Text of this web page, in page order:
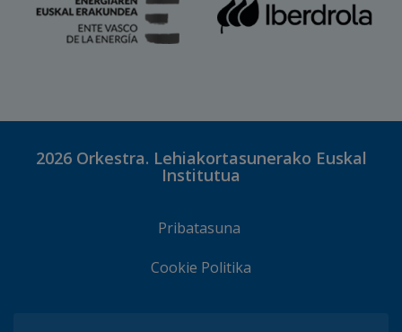
2026 Orkestra. Lehiakortasunerako Euskal
Institutua
Pribatasuna
Cookie Politika